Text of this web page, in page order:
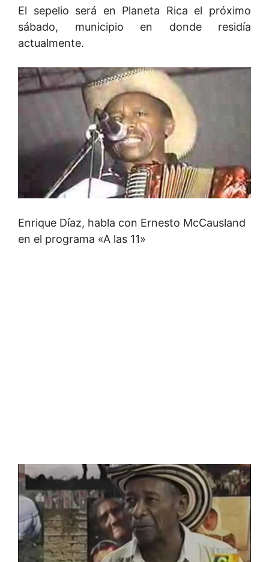
El sepelio será en Planeta Rica el próximo
sábado, municipio en donde residía
actualmente.
Enrique Díaz, habla con Ernesto McCausland
en el programa «A las 11»